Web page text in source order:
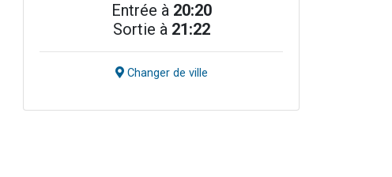
Entrée à 20:20
Sortie à 21:22
Changer de ville